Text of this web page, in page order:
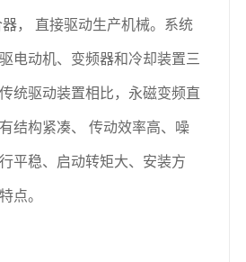
， 直接驱动生产机械。系统
电动机、变频器和冷却装置三
统驱动装置相比，永磁变频直
结构紧凑、 传动效率高、噪
平稳、启动转矩大、安装方
点。